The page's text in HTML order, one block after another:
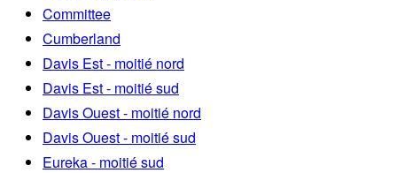
Committee
Cumberland
Davis Est - moitié nord
Davis Est - moitié sud
Davis Ouest - moitié nord
Davis Ouest - moitié sud
Eureka - moitié sud